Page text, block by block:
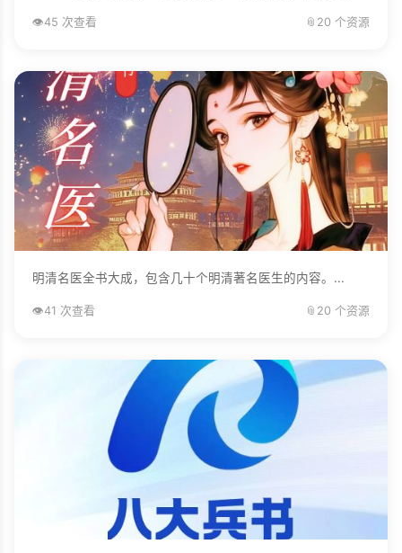
👁️45 次查看 📎 20 个资源
明清名医全书大成，包含几十个明清著名医生的内容。...
👁️41 次查看 📎 20 个资源